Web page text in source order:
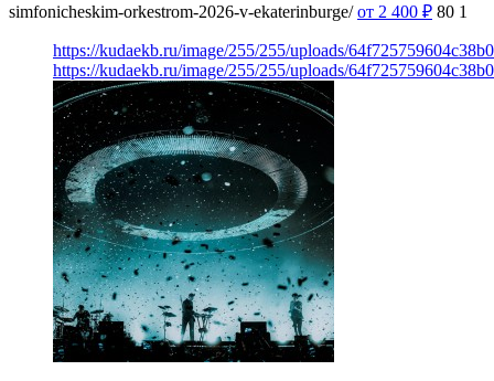
simfonicheskim-orkestrom-2026-v-ekaterinburge/ от 2 400 ₽ 80 1
https://kudaekb.ru/image/255/255/uploads/
https://kudaekb.ru/image/255/255/uploads/